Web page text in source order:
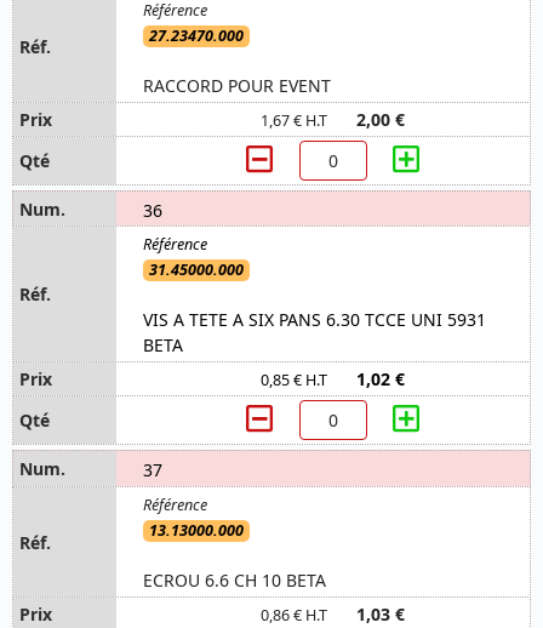
27.23470.000
RACCORD POUR EVENT
1,67 € H.T 2,00 €
36
31.45000.000
VIS A TETE A SIX PANS 6.30 TCCE UNI 5931
BETA
0,85 € H.T 1,02 €
37
13.13000.000
ECROU 6.6 CH 10 BETA
0,86 € H.T 1,03 €